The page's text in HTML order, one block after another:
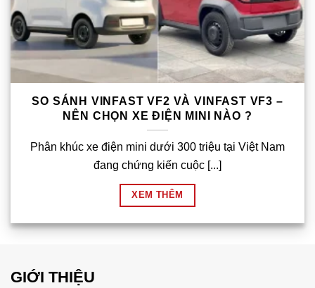
SO SÁNH VINFAST VF2 VÀ VINFAST VF3 –
NÊN CHỌN XE ĐIỆN MINI NÀO ?
Phân khúc xe điện mini dưới 300 triệu tại Việt Nam
đang chứng kiến cuộc [...]
XEM THÊM
GIỚI THIỆU